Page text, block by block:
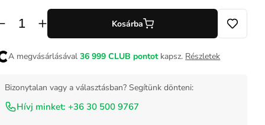
Kosárba
A megvásárlásával 36 999 CLUB pontot kapsz. Részletek
Bizonytalan vagy a választásban? Segítünk dönteni:
Hívj minket: +36 30 500 9767